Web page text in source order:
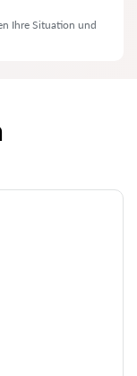
Ihre Situation und